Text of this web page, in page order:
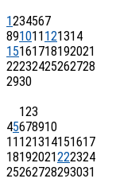
1234567
891011 121314
15161718192021
22232425262728
2930
123
45678910
11 121314151617
18192021222324
25262728293031